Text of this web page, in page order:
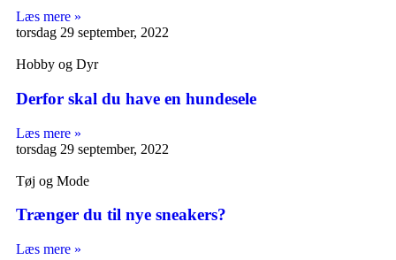
Læs mere »
torsdag 29 september, 2022
Hobby og Dyr
Derfor skal du have en hundesele
Læs mere »
torsdag 29 september, 2022
Tøj og Mode
Trænger du til nye sneakers?
Læs mere »